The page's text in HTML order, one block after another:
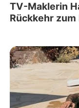
TV-Maklerin
Rückkehr zum